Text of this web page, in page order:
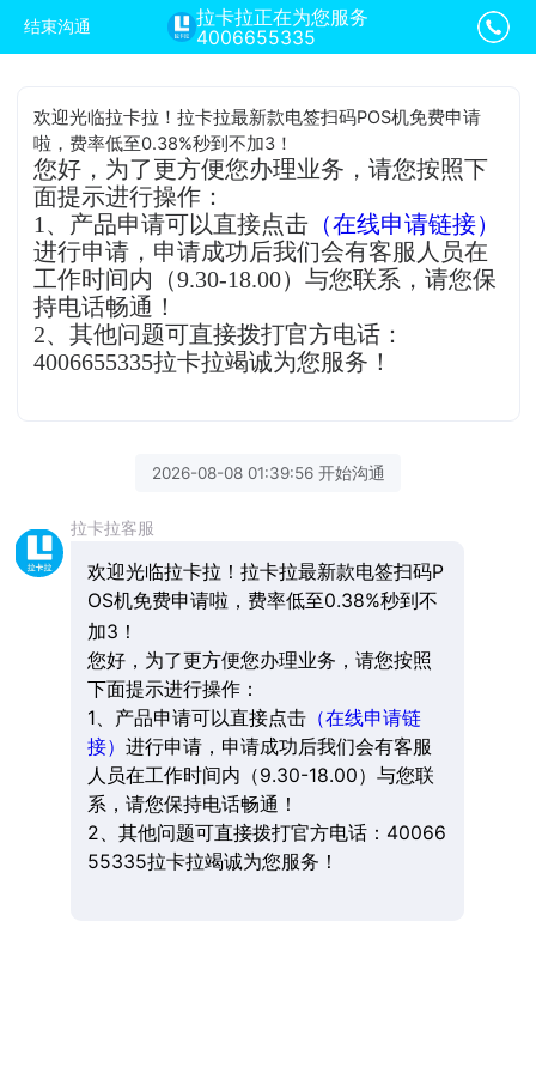
结束沟通
拉卡拉正在为您服务
4006655335
欢迎光临拉卡拉！拉卡拉最新款电签扫码POS机免费申请
啦，费率低至0.38%秒到不加3！
您好，为了更方便您办理业务，请您按照下
面提示进行操作：
1、产品申请可以直接点击 （在线申请链接）
进行申请，申请成功后我们会有客服人员在
工作时间内（9.30-18.00）与您联系，请您保
持电话畅通！
2、其他问题可直接拨打官方电话：
4006655335拉卡拉竭诚为您服务！
2026-08-08 01:39:56 开始沟通
拉卡拉客服
欢迎光临拉卡拉！拉卡拉最新款电签扫码P
OS机免费申请啦，费率低至0.38%秒到不
加3！
您好，为了更方便您办理业务，请您按照
下面提示进行操作：
1、产品申请可以直接点击（在线申请链
接） 进行申请，申请成功后我们会有客服
人员在工作时间内（9.30-18.00）与您联
系，请您保持电话畅通！
2、其他问题可直接拨打官方电话：40066
55335拉卡拉竭诚为您服务！